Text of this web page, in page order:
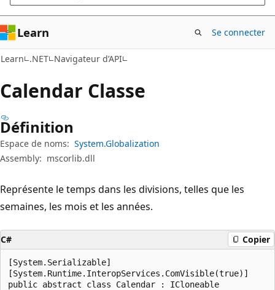
Learn Se connecter
Learn .NET Navigateur d’API
Calendar Classe
Définition
Espace de noms: System.Globalization
Assembly: mscorlib.dll
Représente le temps dans les divisions, telles que les
semaines, les mois et les années.
C# Copier
[System.Serializable]
[System.Runtime.InteropServices.ComVisible(true)]
public abstract class Calendar : ICloneable